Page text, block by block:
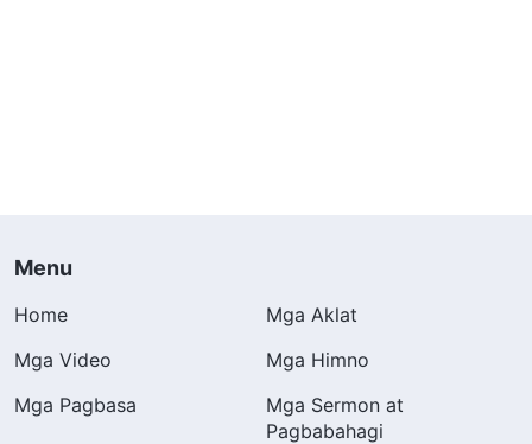
Menu
Home
Mga Aklat
Mga Video
Mga Himno
Mga Pagbasa
Mga Sermon at
Pagbabahagi